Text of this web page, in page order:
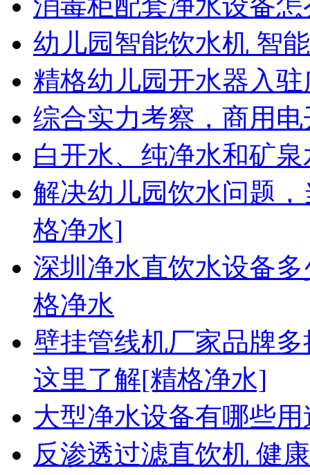
消毒柜配套净水设备
幼儿园智能饮水机 智
精格幼儿园开水器入
综合实力考察，商用
白开水、纯净水和矿
解决幼儿园饮水问题
格净水]
深圳净水直饮水设备
格净水
壁挂管线机厂家品牌
这里了解[精格净水]
大型净水设备有哪些
反渗透过滤直饮机 健